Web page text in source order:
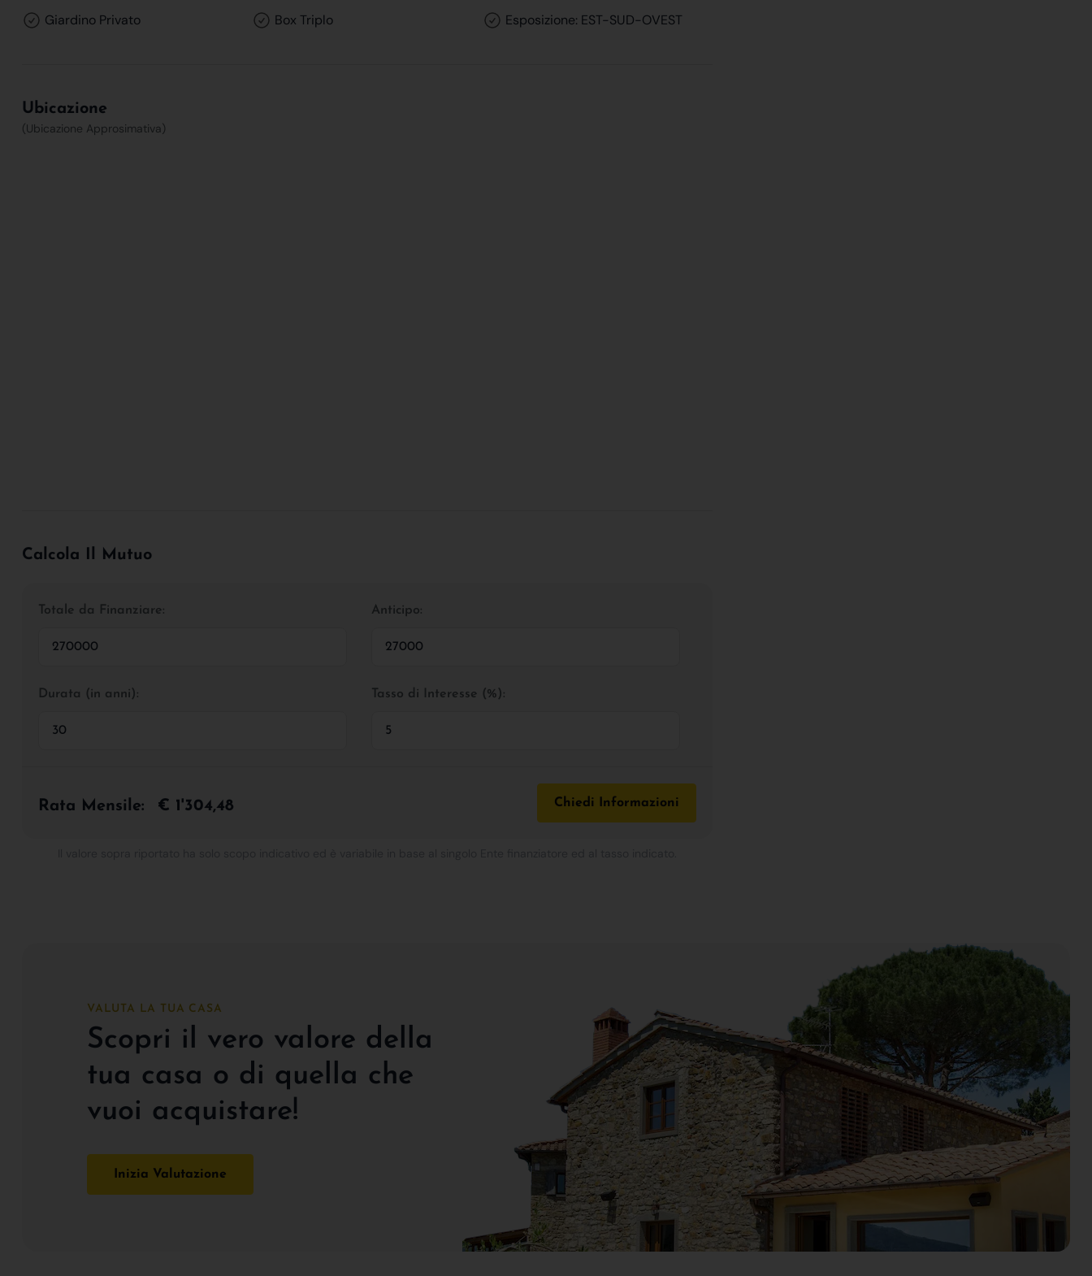
Giardino Privato Box Triplo Esposizione: EST-SUD-OVEST
Ubicazione
(Ubicazione Approsimativa)
Calcola Il Mutuo
Totale da Finanziare: Anticipo:
Durata (in anni): Tasso di Interesse (%):
Rata Mensile: € 1'304,48 Chiedi Informazioni
VALUTA LA TUA CASA
Scopri il vero valore della
tua casa o di quella che
vuoi acquistare!
Inizia Valutazione